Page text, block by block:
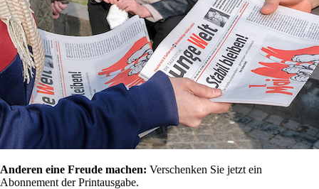
Anderen eine Freude machen: Verschenken Sie jetzt ein
Abonnement der Printausgabe.